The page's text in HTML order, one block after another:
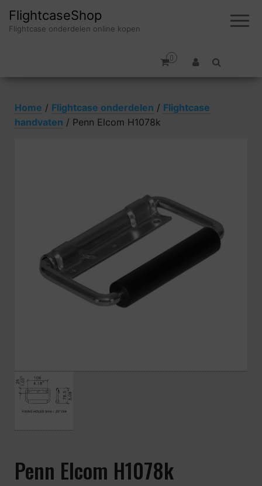
FlightcaseShop
Flightcase onderdelen online kopen
0
Home / Flightcase onderdelen / Flightcase
handvaten / Penn Elcom H1078k
Penn Elcom H1078k